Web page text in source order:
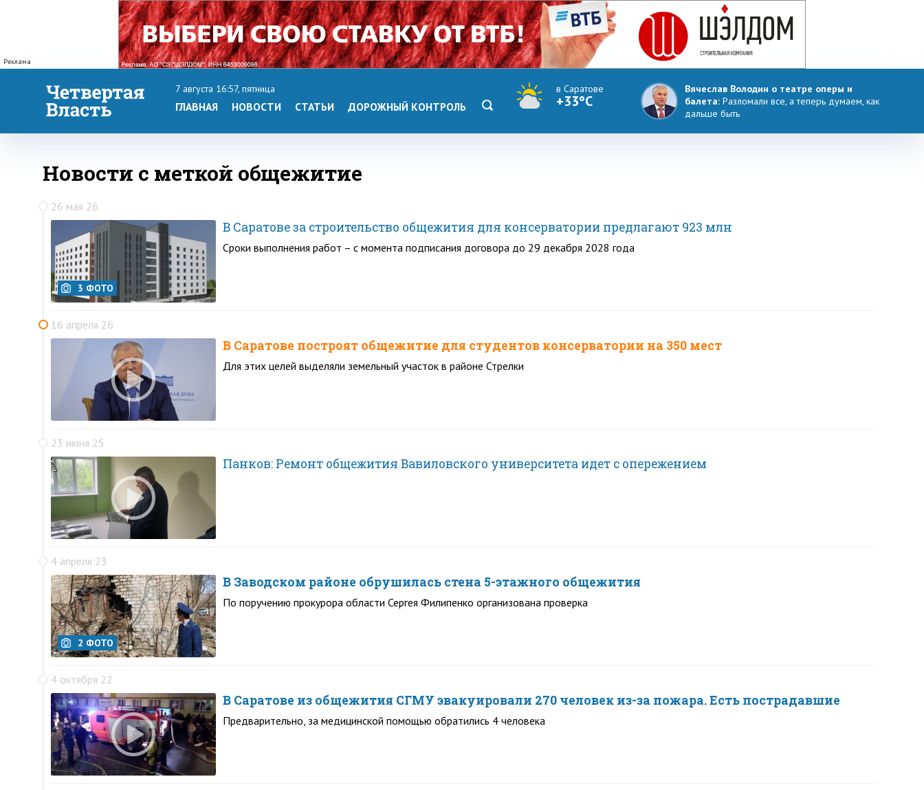
Реклама
7 августа 16:57, пятница
ГЛАВНАЯ НОВОСТИ СТАТЬИ ДОРОЖНЫЙ КОНТРОЛЬ
в Саратове
+33°C
Вячеслав Володин о театре оперы и
балета: Разломали все, а теперь думаем, как
дальше быть
Новости с меткой общежитие
26 мая 26
3 ФОТО
В Саратове за строительство общежития для консерватории предлагают 923 млн
Сроки выполнения работ – с момента подписания договора до 29 декабря 2028 года
16 апреля 26
В Саратове построят общежитие для студентов консерватории на 350 мест
Для этих целей выделяли земельный участок в районе Стрелки
23 июня 25
Панков: Ремонт общежития Вавиловского университета идет с опережением
4 апреля 23
2 ФОТО
В Заводском районе обрушилась стена 5-этажного общежития
По поручению прокурора области Сергея Филипенко организована проверка
4 октября 22
В Саратове из общежития СГМУ эвакуировали 270 человек из-за пожара. Есть пострадавшие
Предварительно, за медицинской помощью обратились 4 человека